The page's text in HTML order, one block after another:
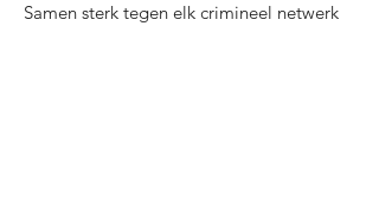
Samen sterk tegen elk crimineel netwerk